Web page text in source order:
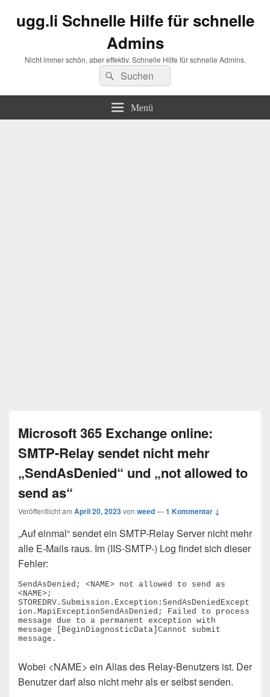
ugg.li Schnelle Hilfe für schnelle
Admins
Nicht immer schön, aber effektiv. Schnelle Hilfe für schnelle Admins.
Suchen
nach:
Suchen
Menü
Microsoft 365 Exchange online:
SMTP-Relay sendet nicht mehr
„SendAsDenied“ und „not allowed to
send as“
Veröffentlicht am April 20, 2023von weed—1 Kommentar ↓
„Auf einmal“ sendet ein SMTP-Relay Server nicht mehr
alle E-Mails raus. Im (IIS-SMTP-) Log findet sich dieser
Fehler:
SendAsDenied; <NAME> not allowed to send as
<NAME>;
STOREDRV.Submission.Exception:SendAsDeniedExcept
ion.MapiExceptionSendAsDenied; Failed to process
message due to a permanent exception with
message [BeginDiagnosticData]Cannot submit
message.
Wobei <NAME> ein Alias des Relay-Benutzers ist. Der
Benutzer darf also nicht mehr als er selbst senden.